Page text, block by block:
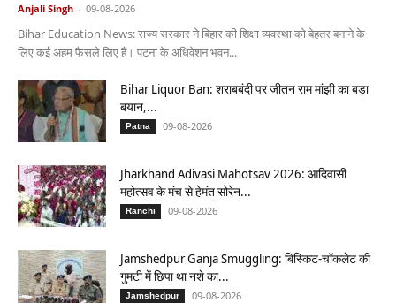
Anjali Singh - 09-08-2026
Bihar Education News: राज्य सरकार ने बिहार की शिक्षा व्यवस्था को बेहतर बनाने के
लिए कई अहम फैसले लिए हैं। पटना के अधिवेशन भवन...
Bihar Liquor Ban: शराबबंदी पर जीतन राम मांझी का बड़ा
बयान,...
Patna 09-08-2026
Jharkhand Adivasi Mahotsav 2026: आदिवासी
महोत्सव के मंच से हेमंत सोरेन...
Ranchi 09-08-2026
Jamshedpur Ganja Smuggling: बिस्किट-चॉकलेट की
गुमटी में छिपा था नशे का...
Jamshedpur 09-08-2026